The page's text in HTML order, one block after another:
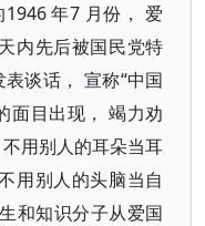
年7 月份， 爱
内先后被国民党特
谈话， 宣称“中国
面目出现， 竭力劝
用别人的耳朵当耳
用别人的头脑当自
和知识分子从爱国